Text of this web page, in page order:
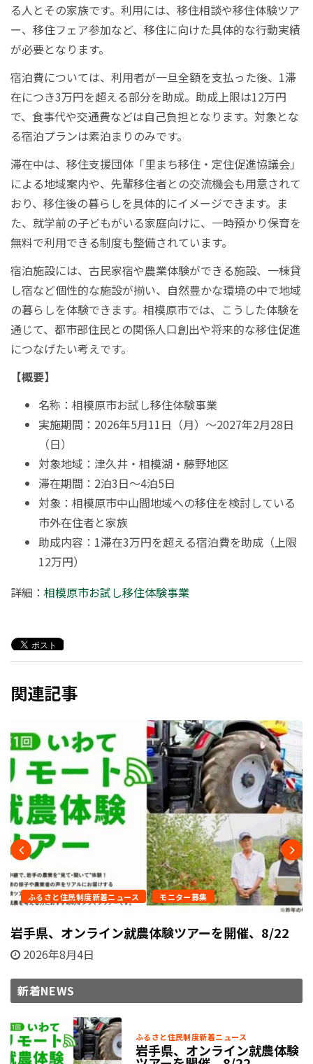
る人とその家族です。利用には、移住相談や移住体験ツア
ー、移住フェア参加など、移住に向けた具体的な行動実績
が必要となります。
宿泊費については、利用者が一旦全額を支払った後、1滞
在につき3万円を超える部分を助成。助成上限は12万円
で、食事代や交通費などは自己負担となります。対象とな
る宿泊プランは素泊まりのみです。
滞在中は、移住支援団体「里まち移住・定住促進協議会」
による地域案内や、先輩移住者との交流機会も用意されて
おり、移住後の暮らしを具体的にイメージできます。ま
た、就学前の子どもがいる家庭向けに、一時預かり保育を
無料で利用できる制度も整備されています。
宿泊施設には、古民家宿や農業体験ができる施設、一棟貸
し宿など個性的な施設が揃い、自然豊かな環境の中で地域
の暮らしを体験できます。相模原市では、こうした体験を
通じて、都市部住民との関係人口創出や将来的な移住促進
につなげたい考えです。
【概要】
名称：相模原市お試し移住体験事業
実施期間：2026年5月11日（月）～2027年2月28日
（日）
対象地域：津久井・相模湖・藤野地区
滞在期間：2泊3日～4泊5日
対象：相模原市中山間地域への移住を検討している
市外在住者と家族
助成内容：1滞在3万円を超える宿泊費を助成（上限
12万円）
詳細： 相模原市お試し移住体験事業
関連記事
ふるさと住民制度新着ニュース モニター募集
岩手県、オンライン就農体験ツアーを開催、8/22
2026年8月4日
新着NEWS
ふるさと住民制度新着ニュース
岩手県、オンライン就農体験